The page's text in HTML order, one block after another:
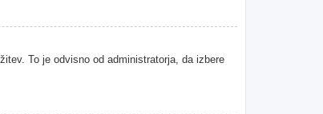
To je odvisno od administratorja, da izbere